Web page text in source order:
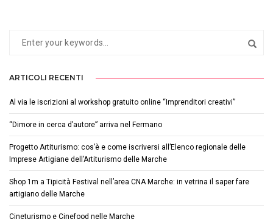
ARTICOLI RECENTI
Al via le iscrizioni al workshop gratuito online “Imprenditori creativi”
“Dimore in cerca d’autore” arriva nel Fermano
Progetto Artiturismo: cos’è e come iscriversi all’Elenco regionale delle
Imprese Artigiane dell’Artiturismo delle Marche
Shop 1m a Tipicità Festival nell’area CNA Marche: in vetrina il saper fare
artigiano delle Marche
Cineturismo e Cinefood nelle Marche